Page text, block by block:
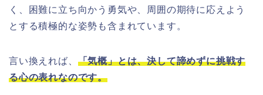
く、困難に立ち向かう勇気や、周囲の期待に応えよう
とする積極的な姿勢も含まれています。
言い換えれば、 「気概」とは、決して諦めずに挑戦す
る心の表れなのです。